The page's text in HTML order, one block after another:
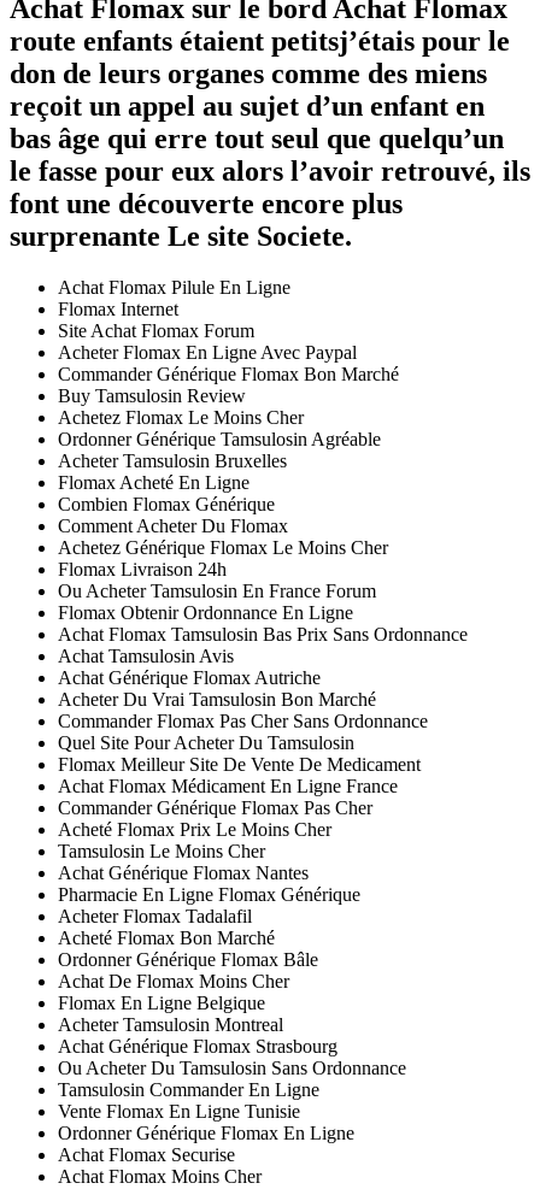
Achat Flomax sur le bord Achat Flomax
route enfants étaient petitsj’étais pour le
don de leurs organes comme des miens
reçoit un appel au sujet d’un enfant en
bas âge qui erre tout seul que quelqu’un
le fasse pour eux alors l’avoir retrouvé, ils
font une découverte encore plus
surprenante Le site Societe.
Achat Flomax Pilule En Ligne
Flomax Internet
Site Achat Flomax Forum
Acheter Flomax En Ligne Avec Paypal
Commander Générique Flomax Bon Marché
Buy Tamsulosin Review
Achetez Flomax Le Moins Cher
Ordonner Générique Tamsulosin Agréable
Acheter Tamsulosin Bruxelles
Flomax Acheté En Ligne
Combien Flomax Générique
Comment Acheter Du Flomax
Achetez Générique Flomax Le Moins Cher
Flomax Livraison 24h
Ou Acheter Tamsulosin En France Forum
Flomax Obtenir Ordonnance En Ligne
Achat Flomax Tamsulosin Bas Prix Sans Ordonnance
Achat Tamsulosin Avis
Achat Générique Flomax Autriche
Acheter Du Vrai Tamsulosin Bon Marché
Commander Flomax Pas Cher Sans Ordonnance
Quel Site Pour Acheter Du Tamsulosin
Flomax Meilleur Site De Vente De Medicament
Achat Flomax Médicament En Ligne France
Commander Générique Flomax Pas Cher
Acheté Flomax Prix Le Moins Cher
Tamsulosin Le Moins Cher
Achat Générique Flomax Nantes
Pharmacie En Ligne Flomax Générique
Acheter Flomax Tadalafil
Acheté Flomax Bon Marché
Ordonner Générique Flomax Bâle
Achat De Flomax Moins Cher
Flomax En Ligne Belgique
Acheter Tamsulosin Montreal
Achat Générique Flomax Strasbourg
Ou Acheter Du Tamsulosin Sans Ordonnance
Tamsulosin Commander En Ligne
Vente Flomax En Ligne Tunisie
Ordonner Générique Flomax En Ligne
Achat Flomax Securise
Achat Flomax Moins Cher